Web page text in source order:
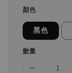
顏色
黑色
數量